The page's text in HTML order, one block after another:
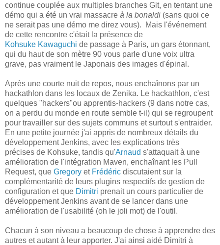
continue couplée aux multiples branches Git, en tentant une
démo qui a été un vrai massacre à la bonaldi (sans quoi ce
ne serait pas une démo me direz vous). Mais l'événement
de cette rencontre c'était la présence de
Kohsuke Kawaguchi de passage à Paris, un gars étonnant,
qui du haut de son mètre 90 vous parle d'une voix ultra
grave, pas vraiment le Japonais des images d'épinal.
Après une courte nuit de repos, nous enchaînons par un
hackathlon dans les locaux de Zenika. Le hackathlon, c'est
quelques "hackers"ou apprentis-hackers (9 dans notre cas,
on a perdu du monde en route semble t-il) qui se regroupent
pour travailler sur des sujets communs et surtout s'entraider.
En une petite journée j'ai appris de nombreux détails du
développement Jenkins, avec les explications très
précises de Kohsuke, tandis qu'Arnaud s'attaquait à une
amélioration de l'intégration Maven, enchaînant les Pull
Request, que Gregory et Frédéric discutaient sur la
complémentarité de leurs plugins respectifs de gestion de
configuration et que Dimitri prenait un cours particulier de
développement Jenkins avant de se lancer dans une
amélioration de l'usabilité (oh le joli mot) de l'outil.
Chacun à son niveau a beaucoup de chose à apprendre des
autres et autant à leur apporter. J'ai ainsi aidé Dimitri à